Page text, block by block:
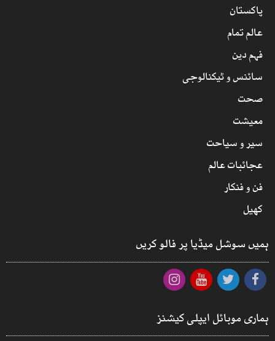
پاکستان
عالم تمام
فہم دین
سائنس و ٹیکنالوجی
صحت
معیشت
سیر و سیاحت
عجائبات عالم
فن و فنکار
کھیل
ہمیں سوشل میڈیا پر فالو کریں
ہماری موبائل ایپلی کیشنز